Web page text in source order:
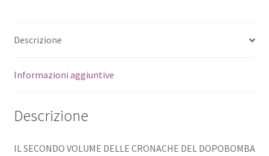
Descrizione
Informazioni aggiuntive
Descrizione
IL SECONDO VOLUME DELLE CRONACHE DEL DOPOBOMBA